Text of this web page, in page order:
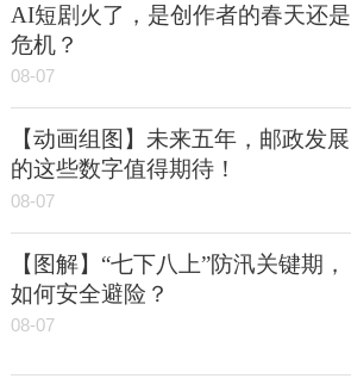
AI短剧火了，是创作者的春天还是
危机？
08-07
【动画组图】未来五年，邮政发展
的这些数字值得期待！
08-07
【图解】“七下八上”防汛关键期，
如何安全避险？
08-07